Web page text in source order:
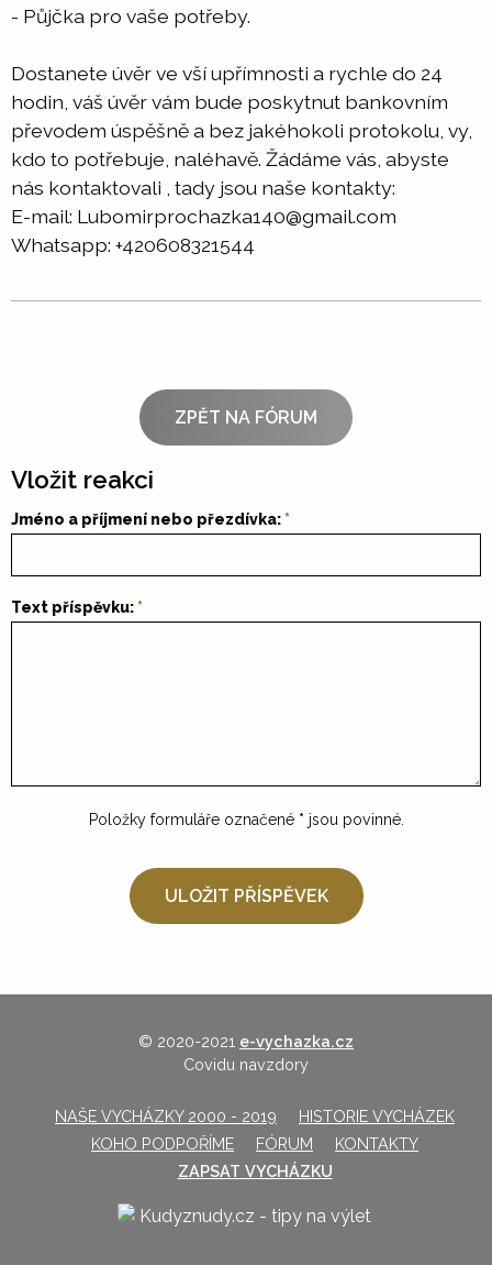
- Půjčka pro vaše potřeby.
Dostanete úvěr ve vší upřímnosti a rychle do 24
hodin, váš úvěr vám bude poskytnut bankovním
převodem úspěšně a bez jakéhokoli protokolu, vy,
kdo to potřebuje, naléhavě. Žádáme vás, abyste
nás kontaktovali , tady jsou naše kontakty:
E-mail: Lubomirprochazka140@gmail.com
Whatsapp: +420608321544
ZPĚT NA FÓRUM
Vložit reakci
Jméno a příjmení nebo přezdívka:
Text příspěvku:
Položky formuláře označené * jsou povinné.
© 2020-2021 e-vychazka.cz
Covidu navzdory
NAŠE VYCHÁZKY 2000 - 2019
HISTORIE VYCHÁZEK
KOHO PODPOŘÍME
FÓRUM
KONTAKTY
ZAPSAT VYCHÁZKU